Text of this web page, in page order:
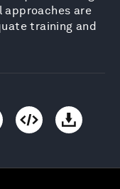
approaches are
training and